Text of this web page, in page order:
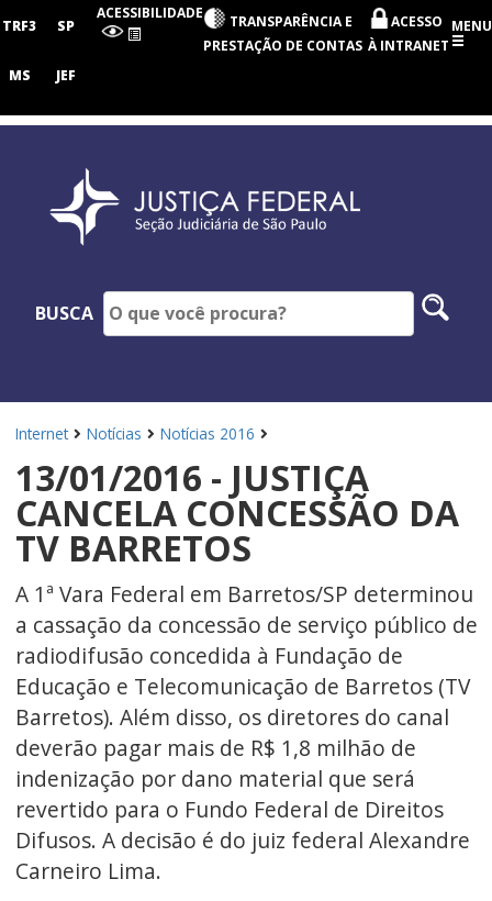
Judiciária
Paulo
TRF3 SP
MS JEF
ACESSIBILIDADE
TRANSPARÊNCIA E
PRESTAÇÃO DE CONTAS
ACESSO
À INTRANET
MENU
BUSCA
Internet Notícias Notícias 2016
13/01/2016 - JUSTIÇA
CANCELA CONCESSÃO DA
TV BARRETOS
A 1ª Vara Federal em Barretos/SP determinou
a cassação da concessão de serviço público de
radiodifusão concedida à Fundação de
Educação e Telecomunicação de Barretos (TV
Barretos). Além disso, os diretores do canal
deverão pagar mais de R$ 1,8 milhão de
indenização por dano material que será
revertido para o Fundo Federal de Direitos
Difusos. A decisão é do juiz federal Alexandre
Carneiro Lima.